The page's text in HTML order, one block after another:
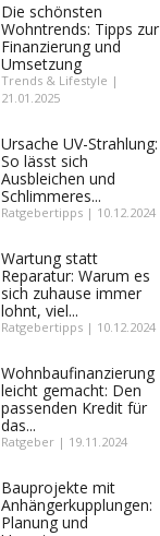
Die schönsten
Wohntrends: Tipps zur
Finanzierung und
Umsetzung
Trends & Lifestyle |
21.01.2025
Ursache UV-Strahlung:
So lässt sich
Ausbleichen und
Schlimmeres...
Ratgebertipps | 10.12.2024
Wartung statt
Reparatur: Warum es
sich zuhause immer
lohnt, viel...
Ratgebertipps | 10.12.2024
Wohnbaufinanzierung
leicht gemacht: Den
passenden Kredit für
das...
Ratgeber | 19.11.2024
Bauprojekte mit
Anhängerkupplungen:
Planung und